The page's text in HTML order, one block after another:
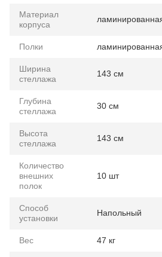
Материал
корпуса
Полки
Ширина
стеллажа
143 см
Глубина
стеллажа
30 см
Высота
стеллажа
143 см
Количество
внешних
полок
10 шт
Способ
установки
Напольный
Вес 47 кг